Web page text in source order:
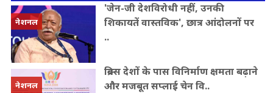
नेशनल
'जेन-जी देशविरोधी नहीं, उनकी
शिकायतें वास्तविक', छात्र आंदोलनों पर
..
नेशनल
ब्रिक्स देशों के पास विनिर्माण क्षमता बढ़ाने
और मजबूत सप्लाई चेन वि..